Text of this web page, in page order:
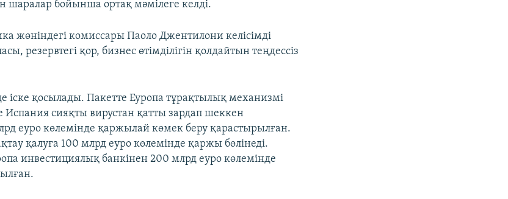
шаралар бойынша ортақ мәмілеге келді.
жөніндегі комиссары Паоло Джентилони келісімді
резервтегі қор, бизнес өтімділігін қолдайтын теңдессіз
іске қосылады. Пакетте Еуропа тұрақтылық механизмі
сияқты вирустан қатты зардап шеккен
еуро көлемінде қаржылай көмек беру қарастырылған.
қалуға 100 млрд еуро көлемінде қаржы бөлінеді.
инвестициялық банкінен 200 млрд еуро көлемінде